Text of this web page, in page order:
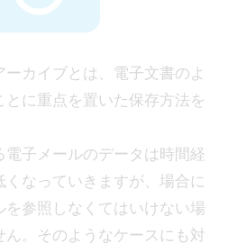
カイブとは、電子文書のよ
とに重点を置いた保存方法を
子メールのデータは時間経
なっていきますが、場合に
を参照しなくてはいけない場
ん。そのようなケースにも対